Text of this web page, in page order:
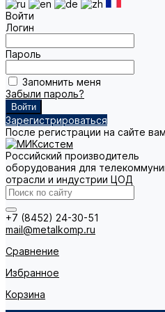
Войти
Логин
Пароль
Запомнить меня
Забыли пароль?
Зарегистрироваться
После регистрации на сайте
Российский производитель
оборудования для
отрасли и индустрии ЦОД
+7 (8452) 24-30-51
mail@metalkomp.ru
Сравнение
Избранное
Корзина